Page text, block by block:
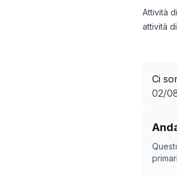
Attività
attività
Ci
02/
28/